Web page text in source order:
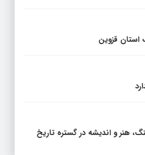
استان قزوین
هنر و اندیشه در گستره تاریخ